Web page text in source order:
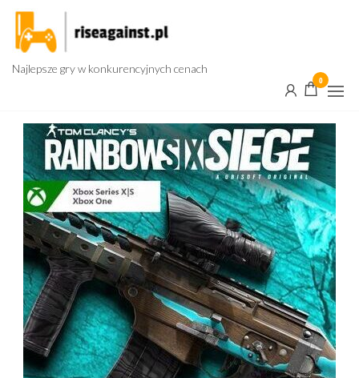
Przejdź
treści
Najlepsze gry w konkurencyjnych cenach
0